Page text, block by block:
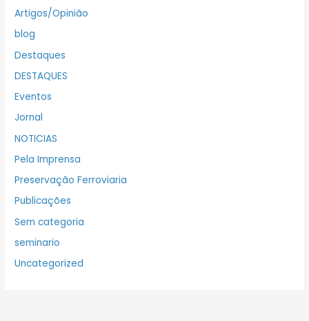
Artigos/Opinião
blog
Destaques
DESTAQUES
Eventos
Jornal
NOTICIAS
Pela Imprensa
Preservação Ferroviaria
Publicações
Sem categoria
seminario
Uncategorized